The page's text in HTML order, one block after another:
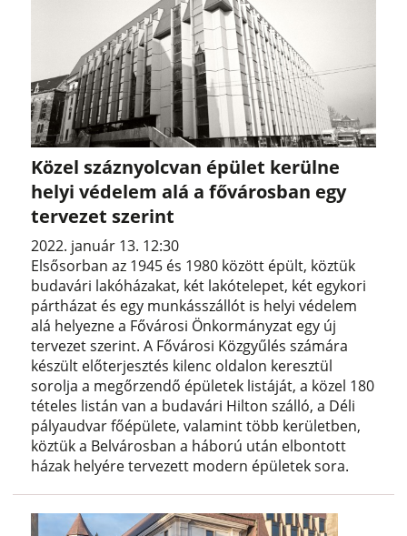
Közel száznyolcvan épület kerülne
helyi védelem alá a fővárosban egy
tervezet szerint
2022. január 13. 12:30
Elsősorban az 1945 és 1980 között épült, köztük
budavári lakóházakat, két lakótelepet, két egykori
pártházat és egy munkásszállót is helyi védelem
alá helyezne a Fővárosi Önkormányzat egy új
tervezet szerint. A Fővárosi Közgyűlés számára
készült előterjesztés kilenc oldalon keresztül
sorolja a megőrzendő épületek listáját, a közel 180
tételes listán van a budavári Hilton szálló, a Déli
pályaudvar főépülete, valamint több kerületben,
köztük a Belvárosban a háború után elbontott
házak helyére tervezett modern épületek sora.